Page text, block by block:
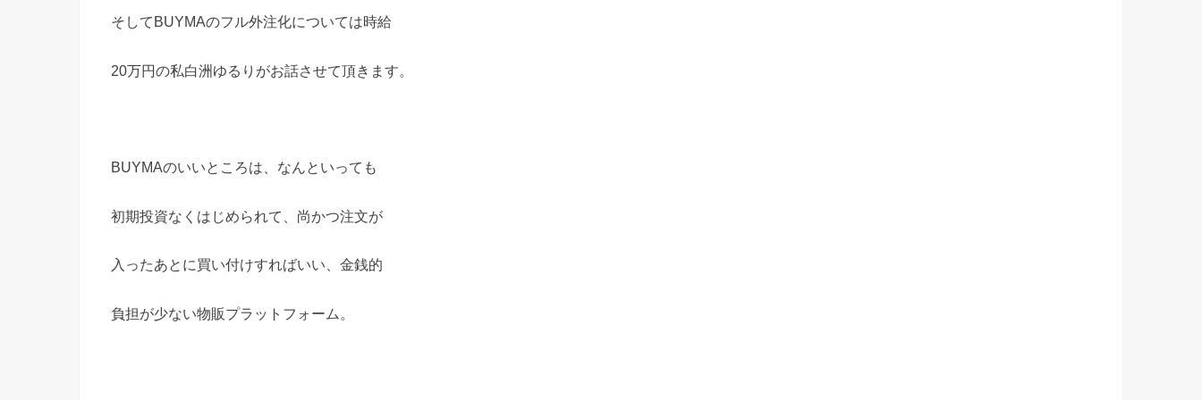
そしてBUYMAのフル外注化については時給
20万円の私白洲ゆるりがお話させて頂きます。
BUYMAのいいところは、なんといっても
初期投資なくはじめられて、尚かつ注文が
入ったあとに買い付けすればいい、金銭的
負担が少ない物販プラットフォーム。